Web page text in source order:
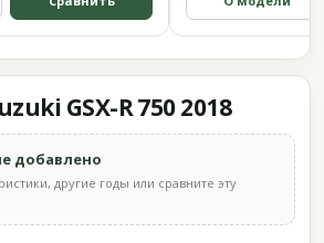
GSX-R 750 2018
добавлено
другие годы или сравните эту